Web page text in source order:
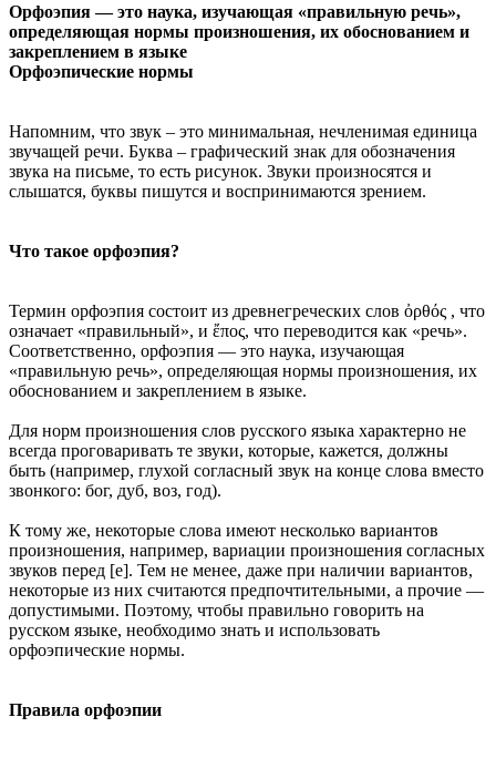
Орфоэпия — это наука, изучающая «правильную речь»,
определяющая нормы произношения, их обоснованием и
закреплением в языке
Орфоэпические нормы
Напомним, что звук – это минимальная, нечленимая единица
звучащей речи. Буква – графический знак для обозначения
звука на письме, то есть рисунок. Звуки произносятся и
слышатся, буквы пишутся и воспринимаются зрением.
Что такое орфоэпия?
Термин орфоэпия состоит из древнегреческих слов ὀρθός , что
означает «правильный», и ἔπος, что переводится как «речь».
Соответственно, орфоэпия — это наука, изучающая
«правильную речь», определяющая нормы произношения, их
обоснованием и закреплением в языке.
Для норм произношения слов русского языка характерно не
всегда проговаривать те звуки, которые, кажется, должны
быть (например, глухой согласный звук на конце слова вместо
звонкого: бог, дуб, воз, год).
К тому же, некоторые слова имеют несколько вариантов
произношения, например, вариации произношения согласных
звуков перед [е]. Тем не менее, даже при наличии вариантов,
некоторые из них считаются предпочтительными, а прочие —
допустимыми. Поэтому, чтобы правильно говорить на
русском языке, необходимо знать и использовать
орфоэпические нормы.
Правила орфоэпии